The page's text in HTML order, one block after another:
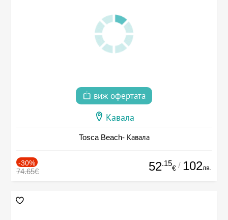
виж офертата
Кавала
Tosca Beach- Кавала
-30%
74.65€ 52.15
€ / 102лв.